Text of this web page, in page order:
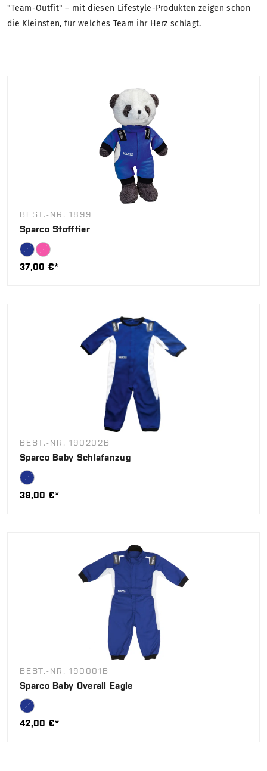
"Team-Outfit" – mit diesen Lifestyle-Produkten zeigen schon
die Kleinsten, für welches Team ihr Herz schlägt.
BEST.-NR. 1899
Sparco Stofftier
37,00 €*
BEST.-NR. 190202B
Sparco Baby Schlafanzug
39,00 €*
BEST.-NR. 190001B
Sparco Baby Overall Eagle
42,00 €*